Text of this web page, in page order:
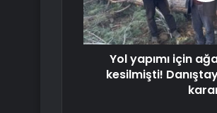
Yol yapımı için
kesilmişti!